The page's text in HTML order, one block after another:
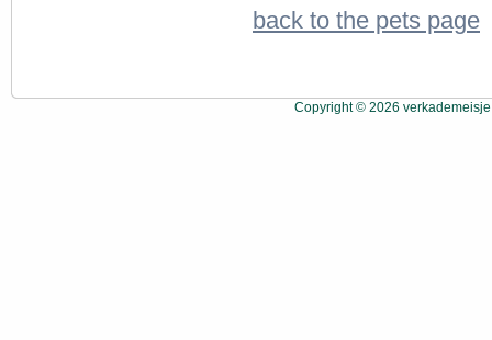
back to the pets page
Copyright © 2026